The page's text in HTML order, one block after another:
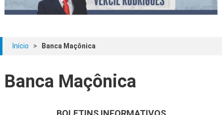
Início > Banca Maçônica
Banca Maçônica